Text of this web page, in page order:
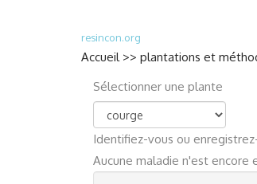
resincon.org
Accueil>> plantations et
Sélectionner une plante
Identifiez-vous ou
Aucune maladie n'est